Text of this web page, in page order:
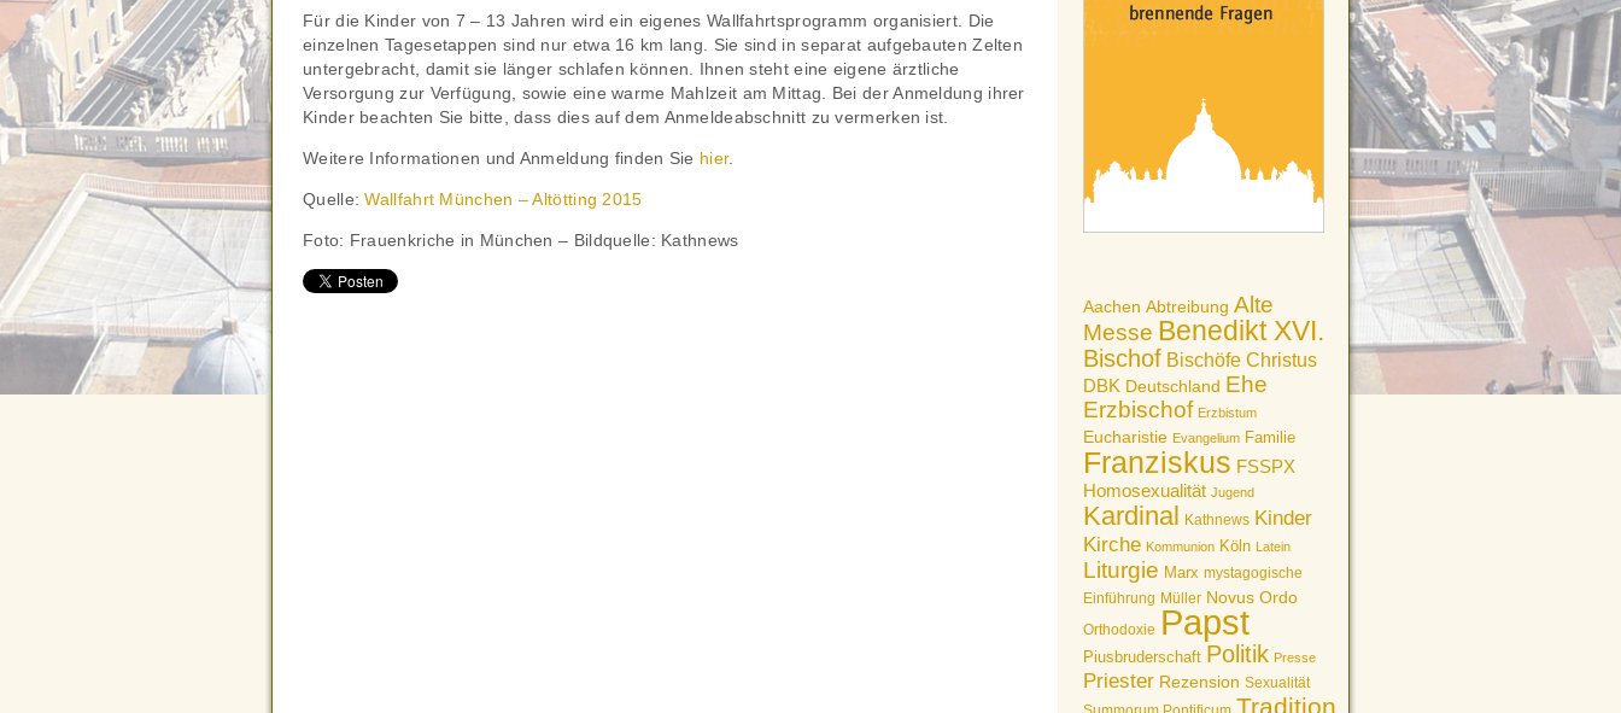
Aachen Abtreibung Alte
Messe Benedikt XVI.
Bischof Bischöfe Christus
DBK Deutschland Ehe
Erzbischof Erzbistum
Eucharistie Evangelium Familie
Franziskus FSSPX
Homosexualität Jugend
Kardinal Kathnews Kinder
Kirche Kommunion Köln Latein
Liturgie Marx mystagogische
Einführung Müller Novus Ordo
Orthodoxie Papst
Piusbruderschaft Politik Presse
Priester Rezension Sexualität
Tradition
Für die Kinder von 7 – 13 Jahren wird ein eigenes Wallfahrtsprogramm organisiert. Die
einzelnen Tagesetappen sind nur etwa 16 km lang. Sie sind in separat aufgebauten Zelten
untergebracht, damit sie länger schlafen können. Ihnen steht eine eigene ärztliche
Versorgung zur Verfügung, sowie eine warme Mahlzeit am Mittag. Bei der Anmeldung ihrer
Kinder beachten Sie bitte, dass dies auf dem Anmeldeabschnitt zu vermerken ist.
Weitere Informationen und Anmeldung finden Sie hier.
Quelle:Wallfahrt München – Altötting 2015
Foto: Frauenkriche in München – Bildquelle: Kathnews